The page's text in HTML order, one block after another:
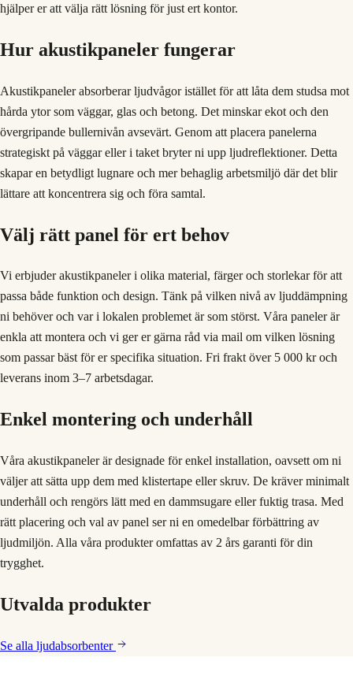
hjälper er att välja rätt lösning för just ert kontor.
Hur akustikpaneler fungerar
Akustikpaneler absorberar ljudvågor istället för att låta dem studsa mot
hårda ytor som väggar, glas och betong. Det minskar ekot och den
övergripande bullernivån avsevärt. Genom att placera panelerna
strategiskt på väggar eller i taket bryter ni upp ljudreflektioner. Detta
skapar en betydligt lugnare och mer behaglig arbetsmiljö där det blir
lättare att koncentrera sig och föra samtal.
Välj rätt panel för ert behov
Vi erbjuder akustikpaneler i olika material, färger och storlekar för att
passa både funktion och design. Tänk på vilken nivå av ljuddämpning
ni behöver och var i lokalen problemet är som störst. Våra paneler är
enkla att montera och vi ger er gärna råd via mail om vilken lösning
som passar bäst för er specifika situation. Fri frakt över 5 000 kr och
leverans inom 3–7 arbetsdagar.
Enkel montering och underhåll
Våra akustikpaneler är designade för enkel installation, oavsett om ni
väljer att sätta upp dem med klistertape eller skruv. De kräver minimalt
underhåll och rengörs lätt med en dammsugare eller fuktig trasa. Med
rätt placering och val av panel ser ni en omedelbar förbättring av
ljudmiljön. Alla våra produkter omfattas av 2 års garanti för din
trygghet.
Utvalda produkter
Se alla ljudabsorbenter